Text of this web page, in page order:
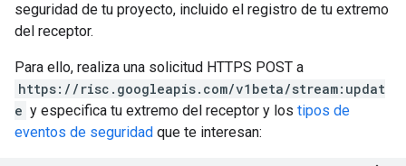
seguridad de tu proyecto, incluido el registro de tu extremo
del receptor.
Para ello, realiza una solicitud HTTPS POST a
https://risc.googleapis.com/v1beta/stream:updat
e y especifica tu extremo del receptor y los tipos de
eventos de seguridad que te interesan: